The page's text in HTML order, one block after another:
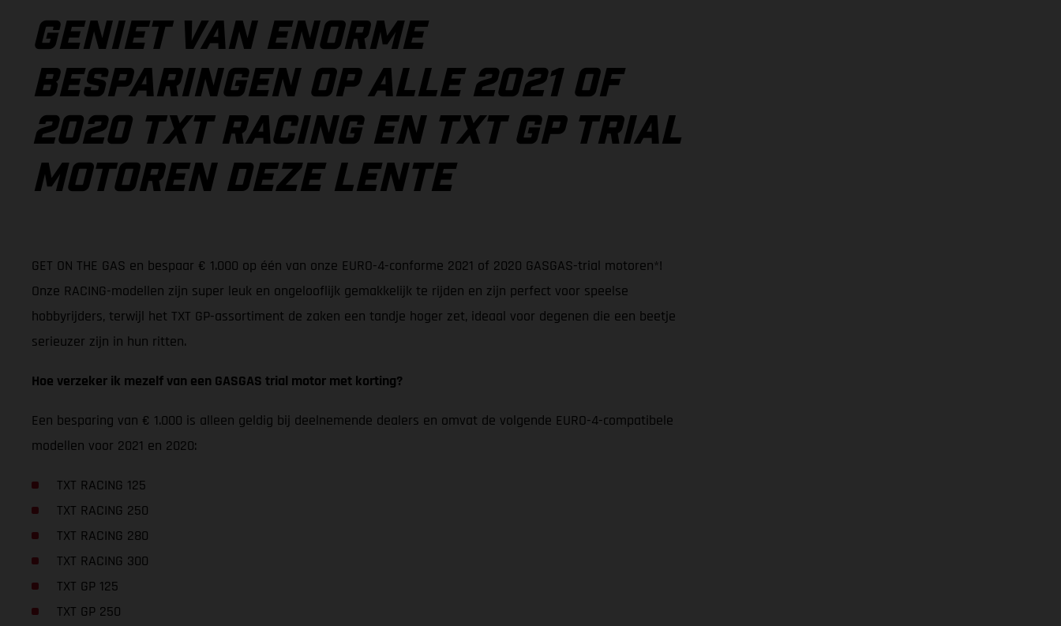
GENIET VAN ENORME
BESPARINGEN OP ALLE 2021 OF
2020 TXT RACING EN TXT GP TRIAL
MOTOREN DEZE LENTE
GET ON THE GAS en bespaar € 1.000 op één van onze EURO-4-conforme 2021 of 2020 GASGAS-trial motoren*!
Onze RACING-modellen zijn super leuk en ongelooflijk gemakkelijk te rijden en zijn perfect voor speelse
hobbyrijders, terwijl het TXT GP-assortiment de zaken een tandje hoger zet, ideaal voor degenen die een beetje
serieuzer zijn in hun ritten.
Hoe verzeker ik mezelf van een GASGAS trial motor met korting?
Een besparing van € 1.000 is alleen geldig bij deelnemende dealers en omvat de volgende EURO-4-compatibele
modellen voor 2021 en 2020:
TXT RACING 125
TXT RACING 250
TXT RACING 280
TXT RACING 300
TXT GP 125
TXT GP 250